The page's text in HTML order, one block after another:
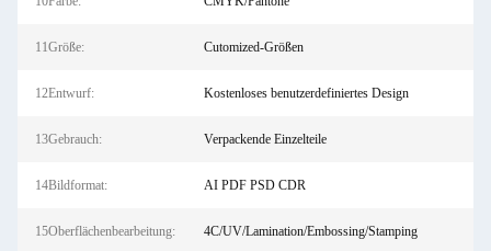
11Größe: Cutomized-Größen
12Entwurf: Kostenloses benutzerdefiniertes Design
13Gebrauch: Verpackende Einzelteile
14Bildformat: AI PDF PSD CDR
15Oberflächenbearbeitung: 4C/UV/Lamination/Embossing/Stamping